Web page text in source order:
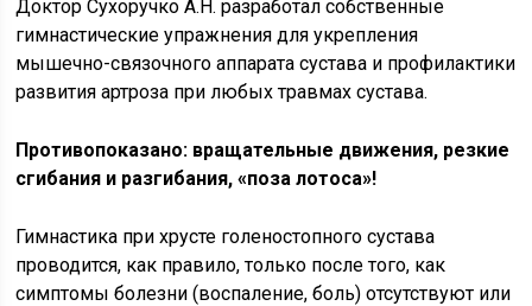
Доктор Сухоручко А.Н. разработал собственные
гимнастические упражнения для укрепления
мышечно-связочного аппарата сустава и профилактики
развития артроза при любых травмах сустава.
Противопоказано: вращательные движения, резкие
сгибания и разгибания, «поза лотоса»!
Гимнастика при хрусте голеностопного сустава
проводится, как правило, только после того, как
симптомы болезни (воспаление, боль) отсутствуют или